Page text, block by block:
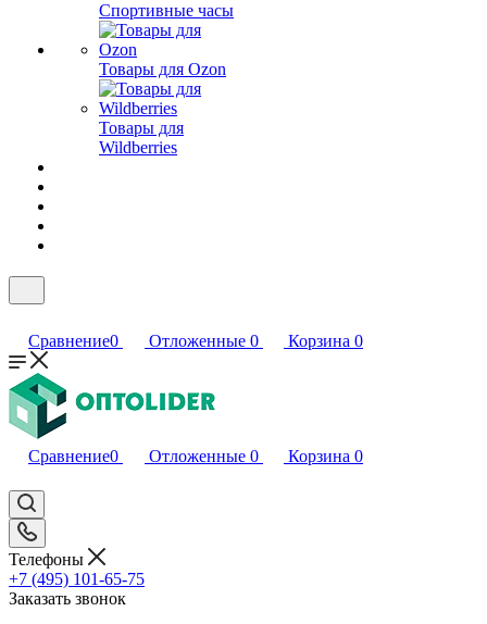
Спортивные часы
Товары для Ozon
Товары для
Wildberries
Сравнение0 Отложенные 0 Корзина 0
Сравнение0 Отложенные 0 Корзина 0
Телефоны
+7 (495) 101-65-75
Заказать звонок